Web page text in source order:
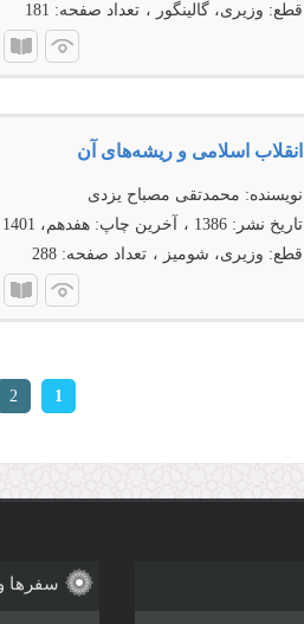
قطع: وزیری، گالینگور تعداد صفحه: 181
انقلاب اسلامی و ریشه‌های آن
نویسنده: محمدتقی مصباح یزدی
تاریخ نشر:1386 آخرین چاپ:هفدهم، 1401
قطع: وزیری، شومیز تعداد صفحه:288
1
2
سفرها